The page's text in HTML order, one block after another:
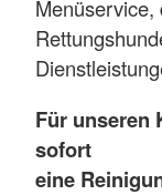
Menüservice,
Für unseren
sofort
eine